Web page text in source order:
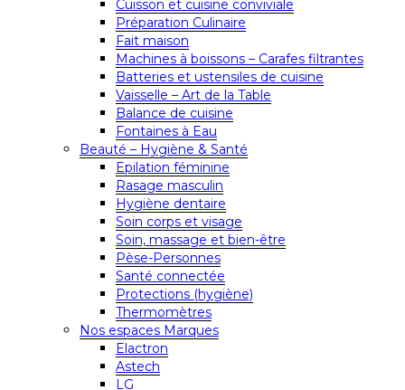
Cuisson et cuisine conviviale
Préparation Culinaire
Fait maison
Machines à boissons – Carafes filtrantes
Batteries et ustensiles de cuisine
Vaisselle – Art de la Table
Balance de cuisine
Fontaines à Eau
Beauté – Hygiène & Santé
Epilation féminine
Rasage masculin
Hygiène dentaire
Soin corps et visage
Soin, massage et bien-être
Pèse-Personnes
Santé connectée
Protections (hygiène)
Thermomètres
Nos espaces Marques
Elactron
Astech
LG